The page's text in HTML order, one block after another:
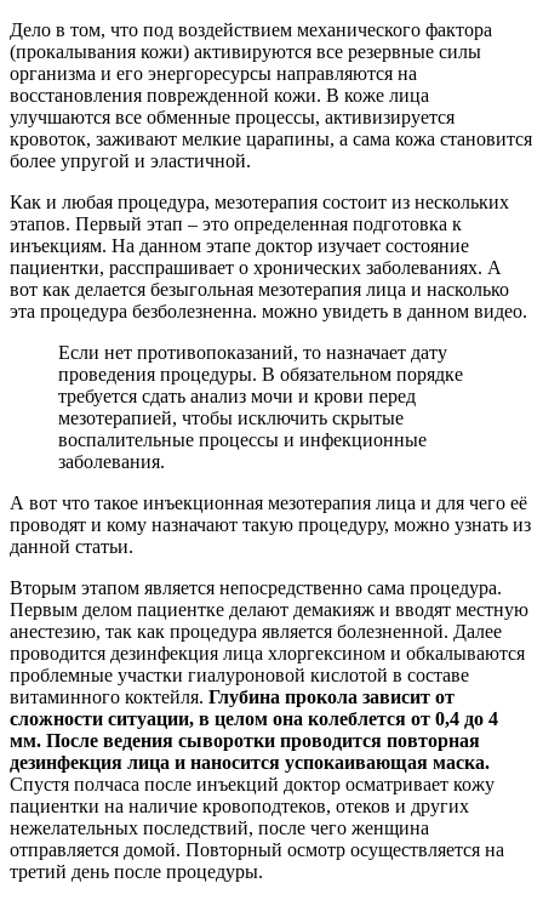
Дело в том, что под воздействием механического фактора
(прокалывания кожи) активируются все резервные силы
организма и его энергоресурсы направляются на
восстановления поврежденной кожи. В коже лица
улучшаются все обменные процессы, активизируется
кровоток, заживают мелкие царапины, а сама кожа становится
более упругой и эластичной.
Как и любая процедура, мезотерапия состоит из нескольких
этапов. Первый этап – это определенная подготовка к
инъекциям. На данном этапе доктор изучает состояние
пациентки, расспрашивает о хронических заболеваниях. А
вот как делается безыгольная мезотерапия лица и насколько
эта процедура безболезненна. можно увидеть в данном видео.
Если нет противопоказаний, то назначает дату
проведения процедуры. В обязательном порядке
требуется сдать анализ мочи и крови перед
мезотерапией, чтобы исключить скрытые
воспалительные процессы и инфекционные
заболевания.
А вот что такое инъекционная мезотерапия лица и для чего её
проводят и кому назначают такую процедуру, можно узнать из
данной статьи.
Вторым этапом является непосредственно сама процедура.
Первым делом пациентке делают демакияж и вводят местную
анестезию, так как процедура является болезненной. Далее
проводится дезинфекция лица хлоргексином и обкалываются
проблемные участки гиалуроновой кислотой в составе
витаминного коктейля. Глубина прокола зависит от
сложности ситуации, в целом она колеблется от 0,4 до 4
мм. После ведения сыворотки проводится повторная
дезинфекция лица и наносится успокаивающая маска.
Спустя полчаса после инъекций доктор осматривает кожу
пациентки на наличие кровоподтеков, отеков и других
нежелательных последствий, после чего женщина
отправляется домой. Повторный осмотр осуществляется на
третий день после процедуры.